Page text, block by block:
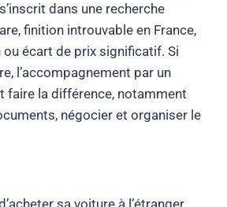
dans une recherche
finition introuvable en France,
écart de prix significatif. Si
l’accompagnement par un
faire la différence, notamment
négocier et organiser le